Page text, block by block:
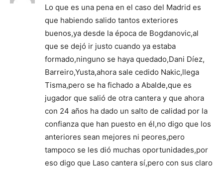
Lo que es una pena en el caso del Madrid es
que habiendo salido tantos exteriores
buenos,ya desde la época de Bogdanovic,al
que se dejó ir justo cuando ya estaba
formado,ninguno se haya quedado,Dani Díez,
Barreiro,Yusta,ahora sale cedido Nakic,llega
Tisma,pero se ha fichado a Abalde,que es
jugador que salió de otra cantera y que ahora
con 24 años ha dado un salto de calidad por la
confianza que han puesto en él,no digo que los
anteriores sean mejores ni peores,pero
tampoco se les dió muchas oportunidades,por
eso digo que Laso cantera sí,pero con sus claro